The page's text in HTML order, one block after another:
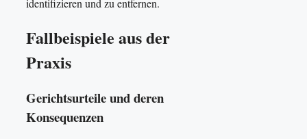
identifizieren und zu entfernen.
Fallbeispiele aus der
Praxis
Gerichtsurteile und deren
Konsequenzen